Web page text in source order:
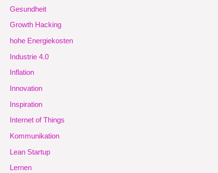
Gesundheit
Growth Hacking
hohe Energiekosten
Industrie 4.0
Inflation
Innovation
Inspiration
Internet of Things
Kommunikation
Lean Startup
Lernen